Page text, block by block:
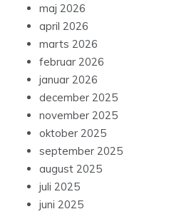
maj 2026
april 2026
marts 2026
februar 2026
januar 2026
december 2025
november 2025
oktober 2025
september 2025
august 2025
juli 2025
juni 2025